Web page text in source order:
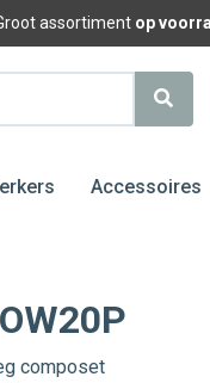
assortiment op
Accessoires
composet